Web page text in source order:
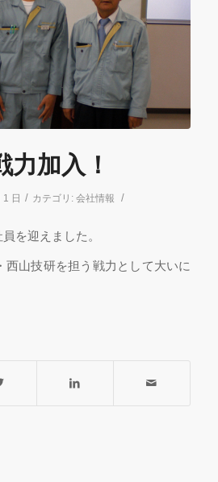
力加入！
1 日 / カテゴリ: 会社情報 /
を迎えました。
西山技研を担う戦力として大いに